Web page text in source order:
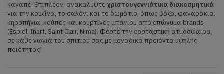
καναπέ. Επιπλέον, ανακαλύψτε χριστουγεννιάτικα διακοσμητικά
για την κουζίνα, το σαλόνι και το δωμάτιο, όπως βάζα, φαναράκια,
κηροπήγια, κούπες και κουρτίνες μπάνιου από επώνυμα brands
(Espiel, Inart, Saint Clair, Nima). Φέρτε την εορταστική ατμόσφαιρα
σε κάθε γωνιά του σπιτιού σας με μοναδικά προϊόντα υψηλής
ποιότητας!